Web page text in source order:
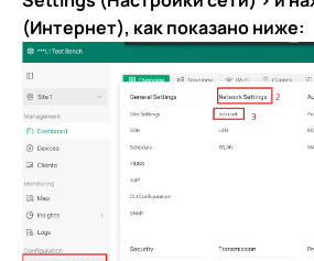
(Интернет), как показано ниже: